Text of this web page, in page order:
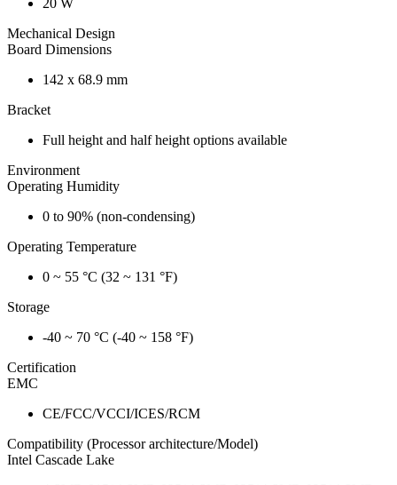
Mechanical Design
Board Dimensions
142 x 68.9 mm
Bracket
Full height and half height options available
Environment
Operating Humidity
0 to 90% (non-condensing)
Operating Temperature
0 ~ 55 °C (32 ~ 131 °F)
Storage
-40 ~ 70 °C (-40 ~ 158 °F)
Certification
EMC
CE/FCC/VCCI/ICES/RCM
Compatibility (Processor architecture/Model)
Intel Cascade Lake